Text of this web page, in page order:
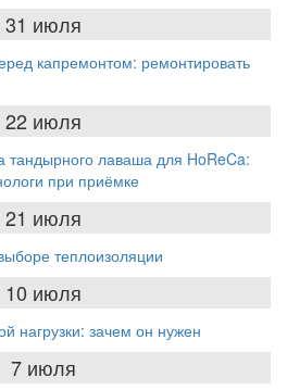
31 июля
капремонтом: ремонтировать
22 июля
тандырного лаваша для HoReCa:
при приёмке
21 июля
теплоизоляции
10 июля
нагрузки: зачем он нужен
7 июля